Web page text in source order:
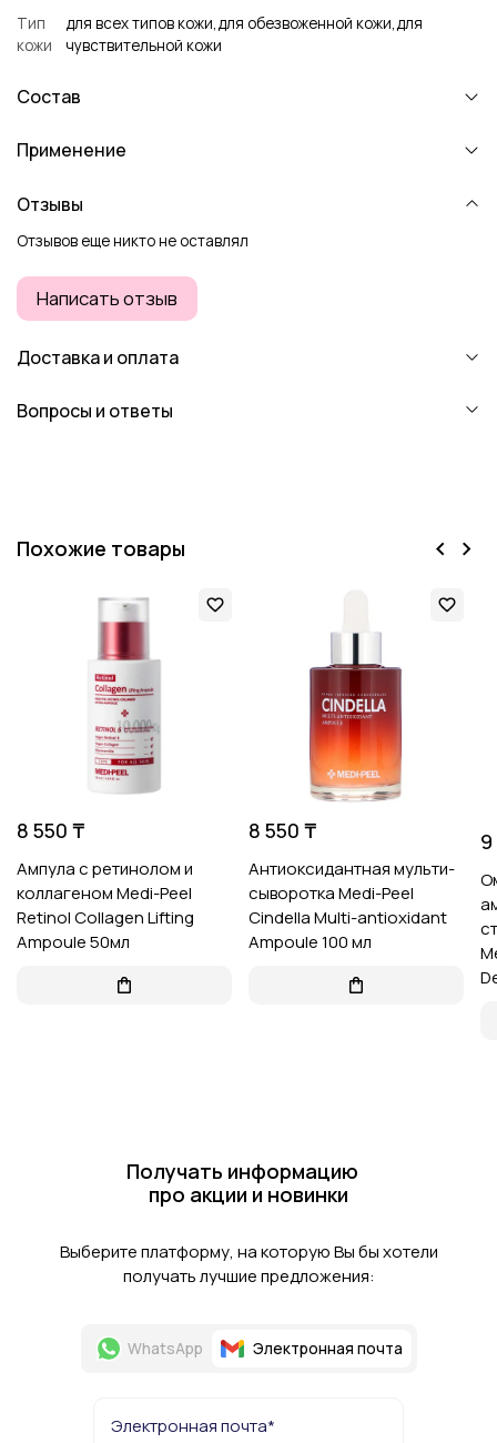
Тип
кожи
для всех типов кожи,для обезвоженной кожи,для
чувствительной кожи
Состав
Применение
Отзывы
Отзывов еще никто не оставлял
Написать отзыв
Доставка и оплата
Вопросы и ответы
Похожие товары
8 550 ₸
Ампула с ретинолом и
коллагеном Medi-Peel
Retinol Collagen Lifting
Ampoule 50мл
8 550 ₸
Антиоксидантная мульти-
сыворотка Medi-Peel
Cindella Multi-antioxidant
Ampoule 100 мл
Получать информацию
про акции и новинки
Выберите платформу, на которую Вы бы хотели
получать лучшие предложения:
WhatsApp Электронная почта